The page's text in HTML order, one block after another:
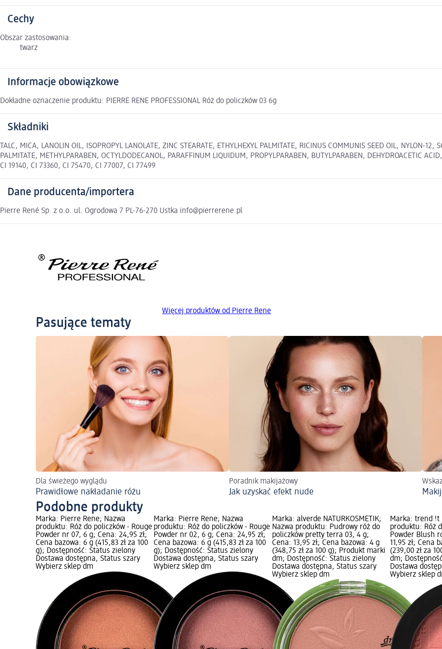
Cechy
Obszar zastosowania:
twarz
Informacje obowiązkowe
Dokładne oznaczenie produktu: PIERRE RENE PROFESSIONAL Róż do policzków 03 6g
Składniki
TALC, MICA, LANOLIN OIL, ISOPROPYL LANOLATE, ZINC STEARATE, ETHYLHEXYL PALMITATE, RICINUS COMMUNIS SEED OIL, NYLON-12,
PALMITATE, METHYLPARABEN, OCTYLDODECANOL, PARAFFINUM LIQUIDUM, PROPYLPARABEN, BUTYLPARABEN, DEHYDROACETIC
CI 19140, CI 73360, CI 75470, CI 77007, CI 77499
Dane producenta/importera
Pierre René Sp. z o.o. ul. Ogrodowa 7 PL-76-270 Ustka info@pierrerene.pl
Więcej produktów od Pierre Rene
Pasujące tematy
Dla świeżego wyglądu
Prawidłowe nakładanie różu
Poradnik makijażowy
Jak uzyskać efekt nude
Podobne produkty
Marka: Pierre Rene; Nazwa
produktu: Róż do policzków - Rouge
Powder nr 07, 6 g; Cena: 24,95 zł;
Cena bazowa: 6 g (415,83 zł za 100
g); Dostępność: Status zielony
Dostawa dostępna, Status szary
Wybierz sklep dm
Marka: Pierre Rene; Nazwa
produktu: Róż do policzków - Rouge
Powder nr 02, 6 g; Cena: 24,95 zł;
Cena bazowa: 6 g (415,83 zł za 100
g); Dostępność: Status zielony
Dostawa dostępna, Status szary
Wybierz sklep dm
Marka: alverde NATURKOSMETIK;
Nazwa produktu: Pudrowy róż do
policzków pretty terra 03, 4 g;
Cena: 13,95 zł; Cena bazowa: 4 g
(348,75 zł za 100 g); Produkt marki
dm; Dostępność: Status zielony
Dostawa dostępna, Status szary
Wybierz sklep dm
Marka: trend !t
produktu: Róż
Powder Blush
11,95 zł; Cena
(239,00 zł za
dm;
Dostawa
Wybierz sklep